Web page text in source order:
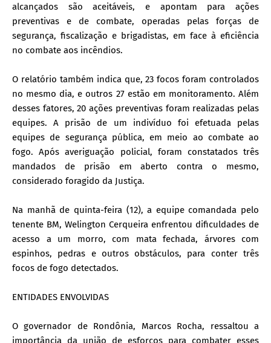
alcançados são aceitáveis, e apontam para ações
preventivas e de combate, operadas pelas forças de
segurança, fiscalização e brigadistas, em face à eficiência
no combate aos incêndios.
O relatório também indica que, 23 focos foram controlados
no mesmo dia, e outros 27 estão em monitoramento. Além
desses fatores, 20 ações preventivas foram realizadas pelas
equipes. A prisão de um indivíduo foi efetuada pelas
equipes de segurança pública, em meio ao combate ao
fogo. Após averiguação policial, foram constatados três
mandados de prisão em aberto contra o mesmo,
considerado foragido da Justiça.
Na manhã de quinta-feira (12), a equipe comandada pelo
tenente BM, Welington Cerqueira enfrentou dificuldades de
acesso a um morro, com mata fechada, árvores com
espinhos, pedras e outros obstáculos, para conter três
focos de fogo detectados.
ENTIDADES ENVOLVIDAS
O governador de Rondônia, Marcos Rocha, ressaltou a
importância da união de esforços para combater esses